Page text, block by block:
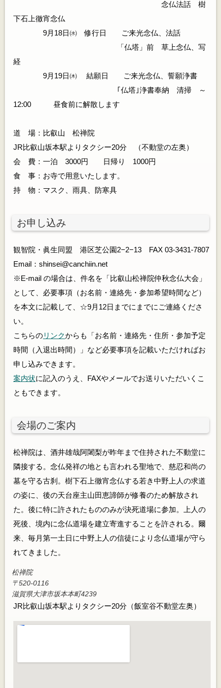
念仏法話 樹
下石上徹宵念仏
9月18日㈬ 修行日 ご来光念仏、法話
「仏塔」前 草上念仏、写
経
9月19日㈭ 結願日 ご来光念仏、誓願浄書
｢仏塔｣浄書奉納 清掃 ～
12:00 昼食前に解散します
道 場：比叡山 松禅院
JR比叡山坂本駅よりタクシー20分 （不動堂の左奥）
会 費：一泊 3000円 日帰り 1000円
食 事：お寺で用意いたします。
持 物：マスク、雨具、防寒具
お申し込み
観智院・眞生同盟 港区芝公園2−2−13 FAX 03-3431-7807
Email：shinsei@canchiin.net
※E-mail の場合は、件名を「比叡山松禅院仲秋念仏大会」
として、必要事項（お名前・連絡先・参加希望時間など）
を本文に記載して、☆9月12日までにまでにご連絡くださ
い。
こちらのリンクからも「お名前・連絡先・住所・参加予定
時間（入退出時間）」など必要事項を記載いただければお
申し込みできます。
案内状に記入のうえ、FAXやメールでお送りいただいくこ
ともできます。
会場のご案内
松禅院は、酒井雄哉阿闍梨が昨年まで住持された不動堂に
隣接する。念仏発祥の地とも言われる聖地で、慈忍和尚の
墓を守る古刹。樹下石上徹宵念仏する若き中野上人の求道
の姿に、後の天台座主山田恵諦師が修養のため解放され
た。後に特に許されたもののみが決死道場に参加。上人の
死後、境内に念仏道場を建立寄進することを許される。爾
来、毎月第一土日に中野上人の信徒により念仏道場が守ら
れてきました。
松禅院
〒520-0116
滋賀県大津市坂本本町4239
JR比叡山坂本駅よりタクシー20分（飯室谷不動堂左奥）